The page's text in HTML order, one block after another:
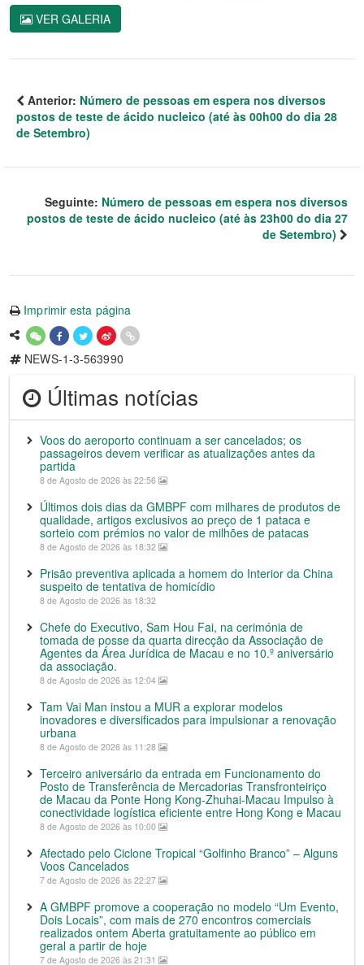
VER GALERIA
Anterior: Número de pessoas em espera nos diversos
postos de teste de ácido nucleico (até às 00h00 do dia 28
de Setembro)
Seguinte: Número de pessoas em espera nos diversos
postos de teste de ácido nucleico (até às 23h00 do dia 27
de Setembro)
Imprimir esta página
NEWS-1-3-563990
Últimas notícias
Voos do aeroporto continuam a ser cancelados; os
passageiros devem verificar as atualizações antes da
partida
8 de Agosto de 2026 às 22:56
Últimos dois dias da GMBPF com milhares de produtos de
qualidade, artigos exclusivos ao preço de 1 pataca e
sorteio com prémios no valor de milhões de patacas
8 de Agosto de 2026 às 18:32
Prisão preventiva aplicada a homem do Interior da China
suspeito de tentativa de homicídio
8 de Agosto de 2026 às 18:32
Chefe do Executivo, Sam Hou Fai, na cerimónia de
tomada de posse da quarta direcção da Associação de
Agentes da Área Jurídica de Macau e no 10.º aniversário
da associação.
8 de Agosto de 2026 às 12:04
Tam Vai Man instou a MUR a explorar modelos
inovadores e diversificados para impulsionar a renovação
urbana
8 de Agosto de 2026 às 11:28
Terceiro aniversário da entrada em Funcionamento do
Posto de Transferência de Mercadorias Transfronteiriço
de Macau da Ponte Hong Kong-Zhuhai-Macau Impulso à
conectividade logística eficiente entre Hong Kong e Macau
8 de Agosto de 2026 às 10:00
Afectado pelo Ciclone Tropical “Golfinho Branco” – Alguns
Voos Cancelados
7 de Agosto de 2026 às 22:27
A GMBPF promove a cooperação no modelo “Um Evento,
Dois Locais”, com mais de 270 encontros comerciais
realizados ontem Aberta gratuitamente ao público em
geral a partir de hoje
7 de Agosto de 2026 às 21:31